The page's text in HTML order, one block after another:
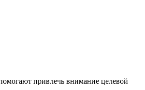
привлечь внимание целевой